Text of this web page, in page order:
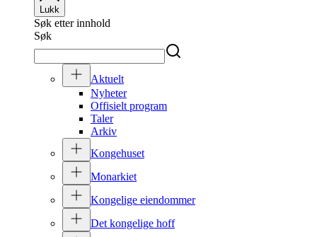
Lukk
Søk etter innhold
Søk
Aktuelt
Nyheter
Offisielt program
Taler
Arkiv
Kongehuset
Monarkiet
Kongelige eiendommer
Det kongelige hoff